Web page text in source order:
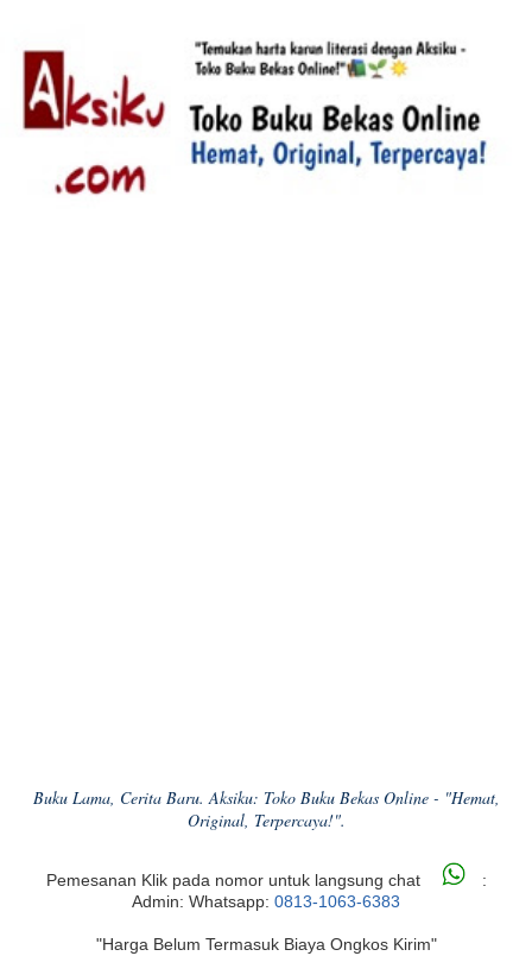
Buku Lama, Cerita Baru. Aksiku: Toko Buku Bekas Online - "Hemat,
Original, Terpercaya!".
Pemesanan Klik pada nomor untuk langsung chat
:
Admin: Whatsapp: 0813-1063-6383
"Harga Belum Termasuk Biaya Ongkos Kirim"